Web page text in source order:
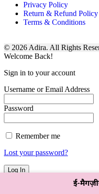
ई-
Privacy Policy
Return & Refund Policy
Terms & Conditions
© 2026 Adira. All Rights
Welcome Back!
Sign in to your account
Username or Email Address
Password
Remember me
Lost your password?
Sign Up